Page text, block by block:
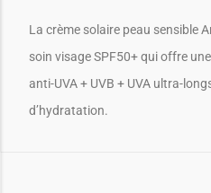
La crème solaire peau sensible
soin visage SPF50+ qui offre
anti-UVA + UVB + UVA ultra-
d’hydratation.